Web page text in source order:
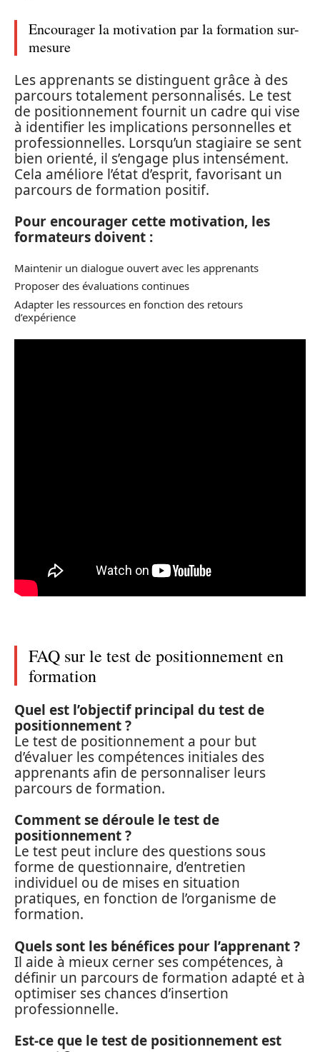
Encourager la motivation par la formation sur-
mesure
Les apprenants se distinguent grâce à des
parcours totalement personnalisés. Le test
de positionnement fournit un cadre qui vise
à identifier les implications personnelles et
professionnelles. Lorsqu’un stagiaire se sent
bien orienté, il s’engage plus intensément.
Cela améliore l’état d’esprit, favorisant un
parcours de formation positif.
Pour encourager cette motivation, les
formateurs doivent :
Maintenir un dialogue ouvert avec les apprenants
Proposer des évaluations continues
Adapter les ressources en fonction des retours
d’expérience
FAQ sur le test de positionnement en
formation
Quel est l’objectif principal du test de
positionnement ?
Le test de positionnement a pour but
d’évaluer les compétences initiales des
apprenants afin de personnaliser leurs
parcours de formation.
Comment se déroule le test de
positionnement ?
Le test peut inclure des questions sous
forme de questionnaire, d’entretien
individuel ou de mises en situation
pratiques, en fonction de l’organisme de
formation.
Quels sont les bénéfices pour l’apprenant ?
Il aide à mieux cerner ses compétences, à
définir un parcours de formation adapté et à
optimiser ses chances d’insertion
professionnelle.
Est-ce que le test de positionnement est